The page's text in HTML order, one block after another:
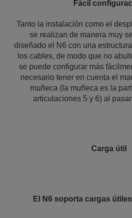
Fácil
Tanto la instalación como el
se realizan de manera muy
diseñado el N6 con una
los cables, de modo que no
se puede configurar más
necesario tener en cuenta el
muñeca (la muñeca es la
articulaciones 5 y 6) al
Carga útil
El N6 soporta cargas